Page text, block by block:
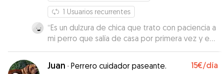
1 Usuarios recurrentes
“Es un dulzura de chica que trato con paciencia a
mi perro que salía de casa por primera vez y eso
que no se lo puso nada fácil. Mil gracias Repetiré
sin duda
Juan · Perrero cuidador paseante. 15€/día